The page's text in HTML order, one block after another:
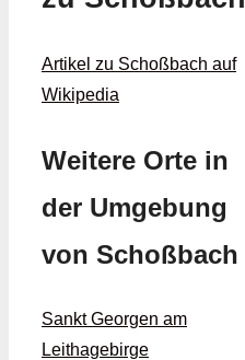
Artikel zu Schoßbach auf
Wikipedia
Weitere Orte in
der Umgebung
von Schoßbach
Sankt Georgen am
Leithagebirge